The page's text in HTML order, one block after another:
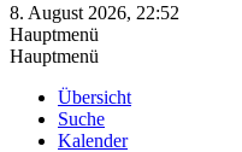
8. August 2026, 22:52
Hauptmenü
Hauptmenü
Übersicht
Suche
Kalender